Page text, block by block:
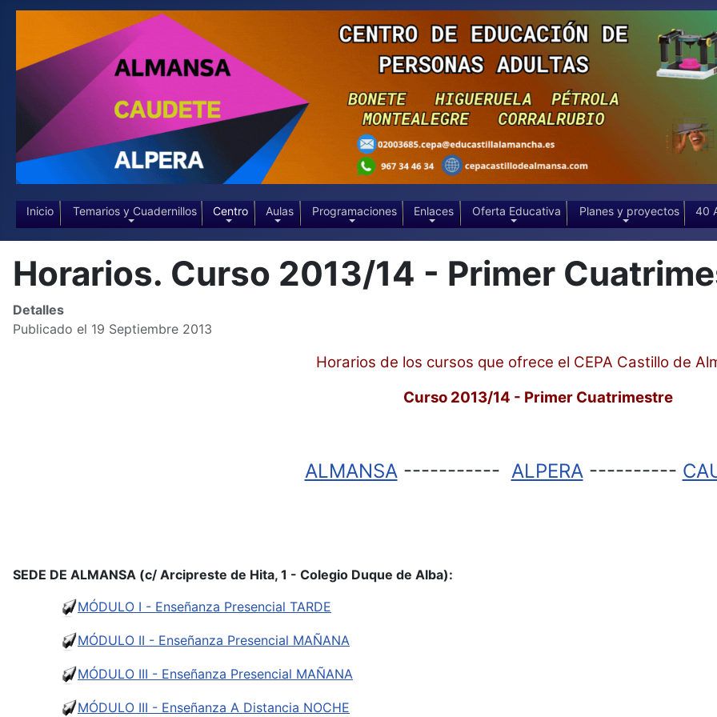
Inicio Temarios y Cuadernillos Centro Aulas Programaciones Enlaces Oferta Educativa Planes y proyectos 40
Horarios. Curso 2013/14 - Primer
Detalles
Publicado el 19 Septiembre 2013
Horarios de los cursos que ofrece el CEPA Castillo de
Curso 2013/14 - Primer Cuatrimestre
ALMANSA----------- ALPERA----------
SEDE DE ALMANSA (c/ Arcipreste de Hita, 1 - Colegio Duque de Alba):
MÓDULO I - Enseñanza Presencial TARDE
MÓDULO II - Enseñanza Presencial MAÑANA
MÓDULO III - Enseñanza Presencial MAÑANA
MÓDULO III - Enseñanza A Distancia NOCHE